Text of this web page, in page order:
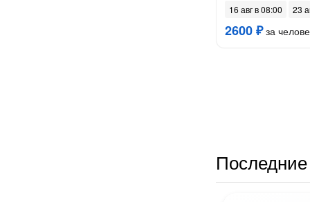
16 авг в 08:00 23
2600 ₽за